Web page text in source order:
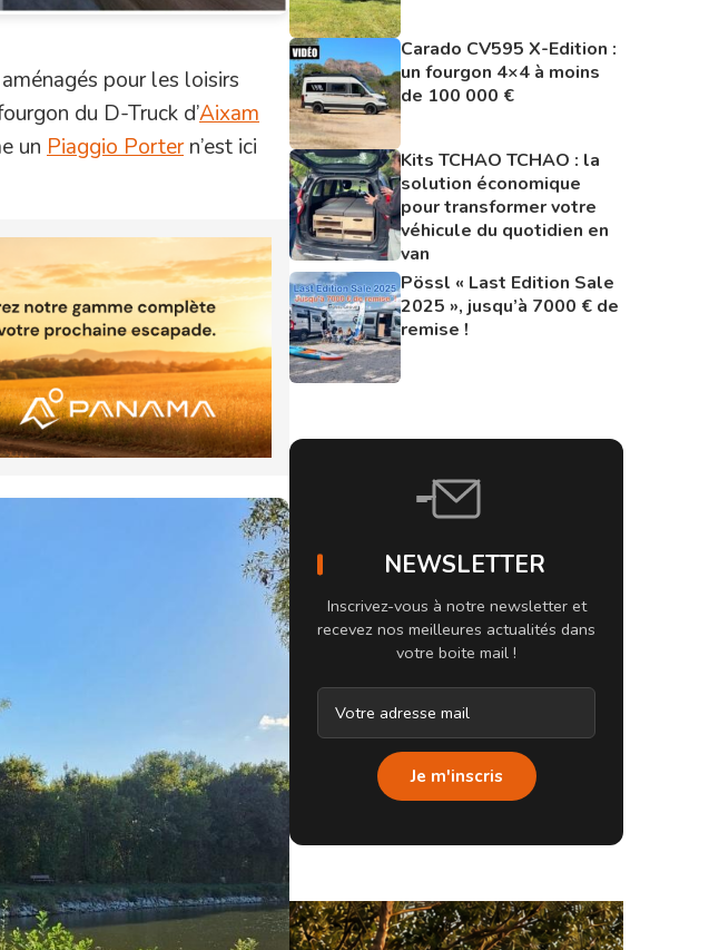
pour les loisirs
du D-Truck d’Aixam
un Piaggio Portern’est ici
Carado CV595 X-Edition :
un fourgon 4×4 à moins
de 100 000 €
Kits TCHAO TCHAO : la
solution économique
pour transformer votre
véhicule du quotidien en
van
Pössl « Last Edition Sale
2025 », jusqu’à 7000 € de
remise !
NEWSLETTER
Inscrivez-vous à notre newsletter et
recevez nos meilleures actualités dans
votre boite mail !
Je m'inscris